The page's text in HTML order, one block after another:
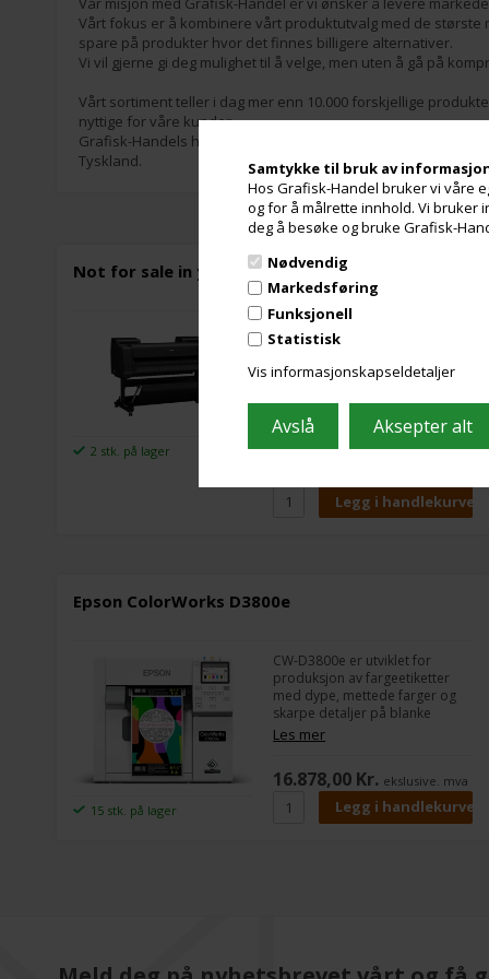
Samtykke til bruk av
Hos Grafisk-Handel bruker vi våre
og for å målrette innhold. Vi
deg å besøke og bruke Grafisk-
Nødvendig
Markedsføring
Funksjonell
Statistisk
Vis informasjonskapseldetaljer
Vårt fokus er å kombinere vårt produktutvalg med de største
spare på produkter hvor det finnes billigere alternativer.
Vi vil gjerne gi deg mulighet til å velge, men uten å gå på
Vårt sortiment teller i dag mer enn 10.000 forskjellige
nyttige for våre kunder.
Grafisk-Handels hovedmarkeder er Danmark, Sverige, Norge
Tyskland.
Not for sale in your region
2 stk. på lager
Not for sale in your region
Les mer
200.000,00 Kr.ekslusive.
Epson ColorWorks D3800e
15 stk. på lager
CW-D3800e er utviklet for
produksjon av fargeetiketter
med dype, mettede farger og
skarpe detaljer på blanke
medier. Det nye pigmentblekket
gir høy motstandsdyktighet mot
alkohol, noe som gjør det godt
egnet for produkter som ofte
håndteres eller tørkes av.
Les mer
16.878,00 Kr. ekslusive. mva